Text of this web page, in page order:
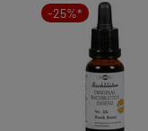
-25%*